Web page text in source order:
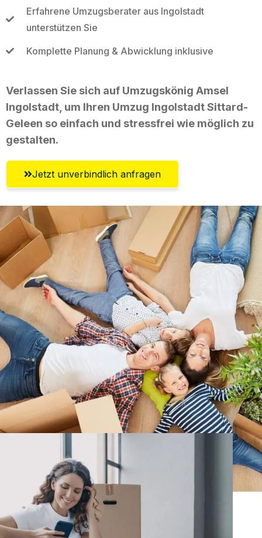
Erfahrene Umzugsberater aus Ingolstadt
unterstützen Sie
Komplette Planung & Abwicklung inklusive
Verlassen Sie sich auf Umzugskönig Amsel
Ingolstadt, um Ihren Umzug Ingolstadt Sittard-
Geleen so einfach und stressfrei wie möglich zu
gestalten.
Jetzt unverbindlich anfragen